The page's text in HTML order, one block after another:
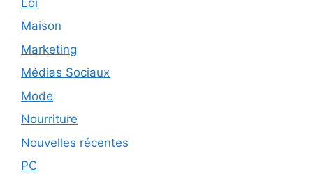
Maison
Marketing
Médias Sociaux
Mode
Nourriture
Nouvelles récentes
PC